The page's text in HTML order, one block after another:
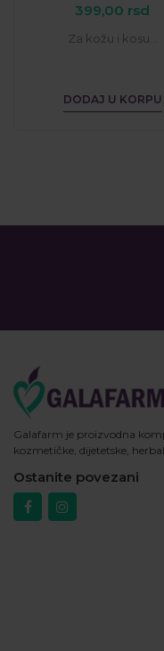
399,00 rsd
Za kožu i kosu...
DODAJ U KORPU
Galafarm je proizvodna
kozmetičke, dijetetske,
Ostanite povezani